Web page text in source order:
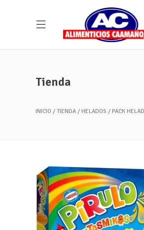
Tienda
INICIO TIENDA HELADOS PACK
Llevamos más de 35 años
gran variedad de productos
congelados.